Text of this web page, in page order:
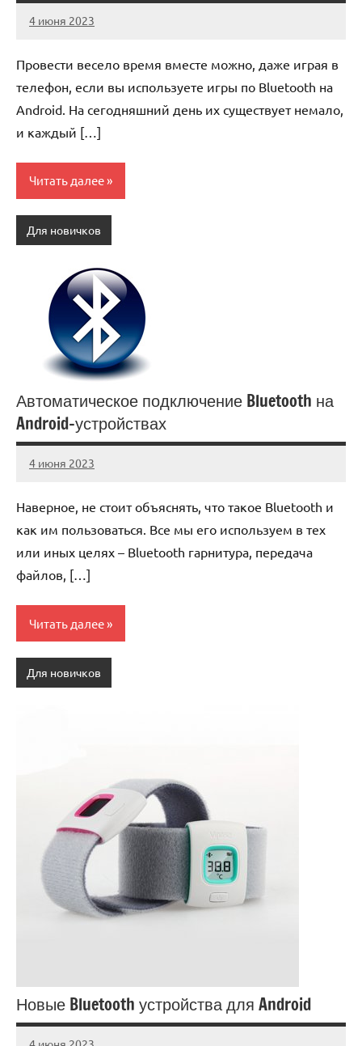
4 июня 2023
anti_shpion_
Нет
Провести весело время вместе можно, даже играя в
телефон, если вы используете игры по Bluetooth на
Android. На сегодняшний день их существует немало,
и каждый […]
Читать далее
Для новичков
Автоматическое подключение Bluetooth на
Android-устройствах
4 июня 2023
anti_shpion_
Нет
Наверное, не стоит объяснять, что такое Bluetooth и
как им пользоваться. Все мы его используем в тех
или иных целях – Bluetooth гарнитура, передача
файлов, […]
Читать далее
Для новичков
Новые Bluetooth устройства для Android